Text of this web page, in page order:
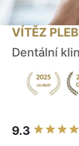
VÍTĚZ
Dentální
9.3